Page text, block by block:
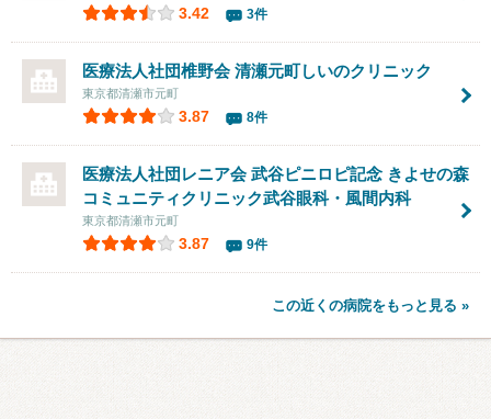
3.42 3件
医療法人社団椎野会 清瀬元町しいのクリニック
東京都清瀬市元町
3.87 8件
医療法人社団レニア会 武谷ピニロピ記念 きよせの森
コミュニティクリニック武谷眼科・風間内科
東京都清瀬市元町
3.87 9件
この近くの病院をもっと見る »